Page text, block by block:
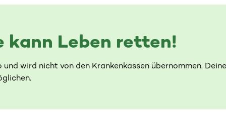
kann Leben retten!
wird nicht von den Krankenkassen übernommen.